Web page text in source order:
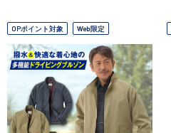
OPポイント対象 Web限定